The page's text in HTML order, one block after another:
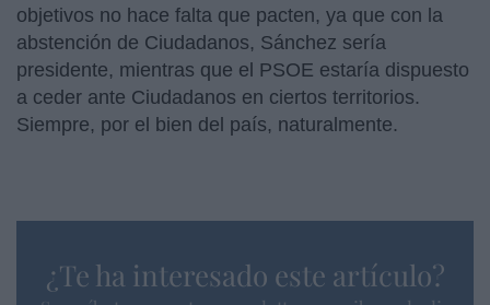
objetivos no hace falta que pacten, ya que con la
abstención de Ciudadanos, Sánchez sería
presidente, mientras que el PSOE estaría dispuesto
a ceder ante Ciudadanos en ciertos territorios.
Siempre, por el bien del país, naturalmente.
¿Te ha interesado este artículo?